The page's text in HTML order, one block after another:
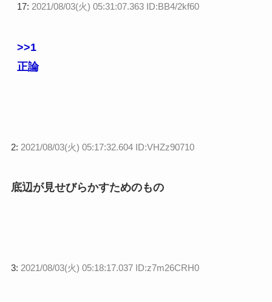
17: 2021/08/03(火) 05:31:07.363 ID:BB4/2kf60
>>1
正論
2: 2021/08/03(火) 05:17:32.604 ID:VHZz90710
底辺が見せびらかすためのもの
3: 2021/08/03(火) 05:18:17.037 ID:z7m26CRH0